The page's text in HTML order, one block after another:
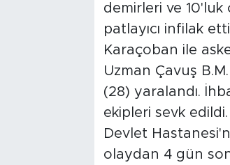
demirleri ve 10'luk
patlayıcı infilak
Karaçoban ile
Uzman Çavuş
(28) yaralandı.
ekipleri sevk
Devlet
olaydan 4 gün